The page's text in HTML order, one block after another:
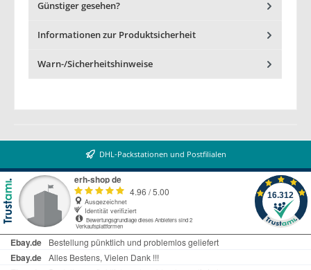
Günstiger gesehen?
Informationen zur Produktsicherheit
Warn-/Sicherheitshinweise
DHL-Packstationen und Postfilialen